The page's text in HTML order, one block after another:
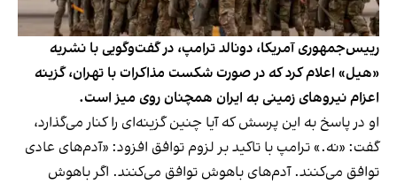
رییس‌جمهوری آمریکا، دونالد ترامپ، در گفت‌وگویی با نشریه
«هیل» اعلام کرد که در صورت شکست مذاکرات با تهران، گزینه
اعزام نیروهای زمینی به ایران همچنان روی میز است.
او در پاسخ به این پرسش که آیا چنین گزینه‌ای را کنار می‌گذارد،
گفت: «نه.» ترامپ با تاکید بر لزوم توافق افزود: «آدم‌های عادی
توافق می‌کنند. آدم‌های باهوش توافق می‌کنند. اگر باهوش